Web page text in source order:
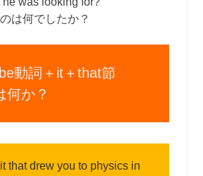
は何でしたか？
動詞＋it＋that節
何か？
that drew you to physics in